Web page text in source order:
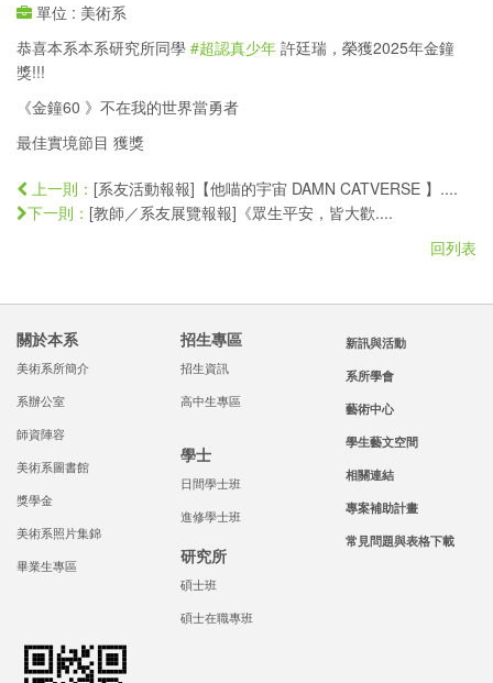
單位 : 美術系
恭喜本系本系研究所同學 #超認真少年 許廷瑞，榮獲2025年金鐘
獎!!!
《金鐘60 》不在我的世界當勇者
最佳實境節目 獲獎
上一則： [系友活動報報]【他喵的宇宙 DAMN CATVERSE 】....
下一則： [教師／系友展覽報報]《眾生平安，皆大歡....
回列表
關於本系
美術系所簡介
系辦公室
師資陣容
美術系圖書館
獎學金
美術系照片集錦
畢業生專區
招生專區
招生資訊
高中生專區
學士
日間學士班
進修學士班
研究所
碩士班
碩士在職專班
新訊與活動
系所學會
藝術中心
學生藝文空間
相關連結
專案補助計畫
常見問題與表格下載